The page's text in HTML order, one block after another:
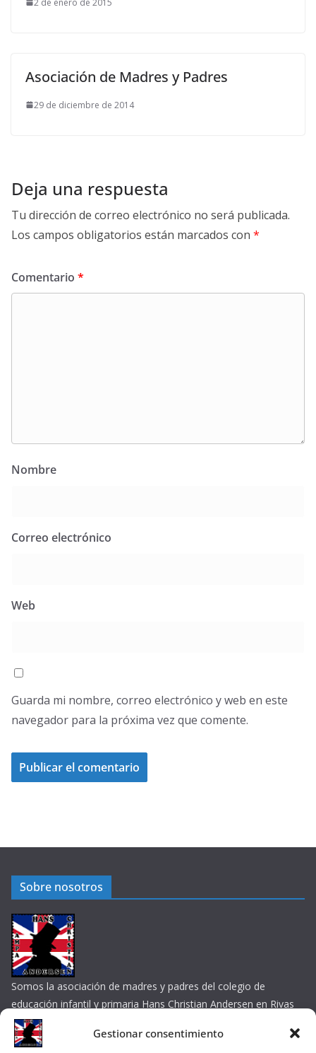
Gestionar consentimiento
Asociación de Madres y Padres
29 de diciembre de 2014
Deja una respuesta
Tu dirección de correo electrónico no será publicada.
Los campos obligatorios están marcados con *
Comentario *
Nombre
Correo electrónico
Web
Guarda mi nombre, correo electrónico y web en este
navegador para la próxima vez que comente.
Sobre nosotros
Somos la asociación de madres y padres del colegio de
educación infantil y primaria Hans Christian Andersen en Rivas
Vaciamadrid
Contacta por e-mail